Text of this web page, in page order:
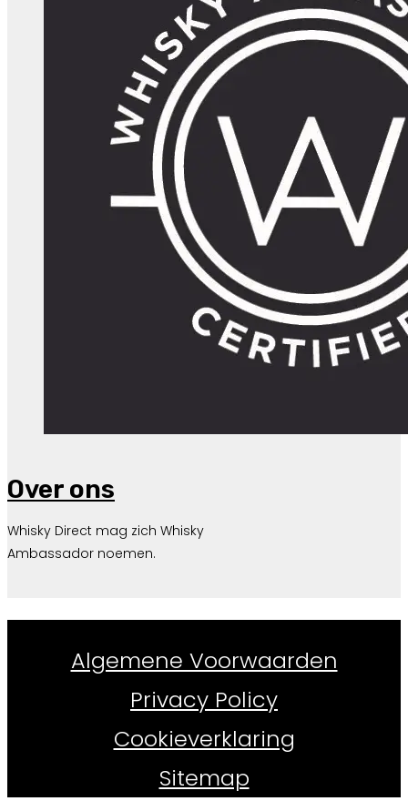
Over ons
Whisky Direct mag zich Whisky
Ambassador noemen.
Algemene Voorwaarden
Privacy Policy
Cookieverklaring
Sitemap